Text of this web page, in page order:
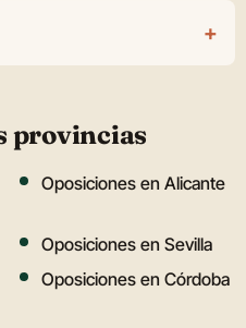
+
provincias
Oposiciones en Alicante
Oposiciones en Sevilla
Oposiciones en Córdoba